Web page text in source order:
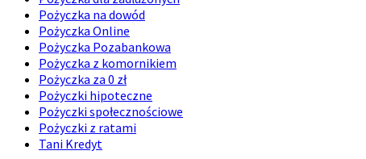
Pożyczka na dowód
Pożyczka Online
Pożyczka Pozabankowa
Pożyczka z komornikiem
Pożyczka za 0 zł
Pożyczki hipoteczne
Pożyczki społecznościowe
Pożyczki z ratami
Tani Kredyt